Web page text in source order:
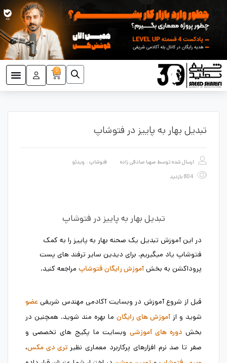
0
تبدیل بهار به پاییز در فتوشاپ
ارسال شده توسط صهبا صادقی زاده فتوشاپ ، ویدئو
تبدیل بهار به پاییز در فتوشاپ
در این آموزش تبدیل یک صحنه بهار به پاییز را به کمک
فتوشاپ یاد میگیریم. برای دیدین سایر ترفند های پست
پروداکشن به بخشآموزش رایگان فتوشاپ مراجعه کنید.
قبل از شروع آموزش در وبسایت آکادمی مهندس شریفی عضو
شوید و ازآموزش های رایگان ما بهره مند شوید. همچنین در
بخش دوره های آموزشیوبسایت ما پکیج های تخصصی و
صفر تا صد نرم افزارهای پرکاربرد معماری نظیرتری دی مکس،